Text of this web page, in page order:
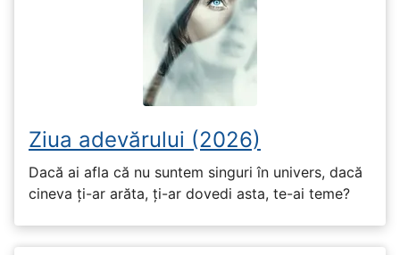
Ziua adevărului (2026)
Dacă ai afla că nu suntem singuri în univers, dacă
cineva ți-ar arăta, ți-ar dovedi asta, te-ai teme?